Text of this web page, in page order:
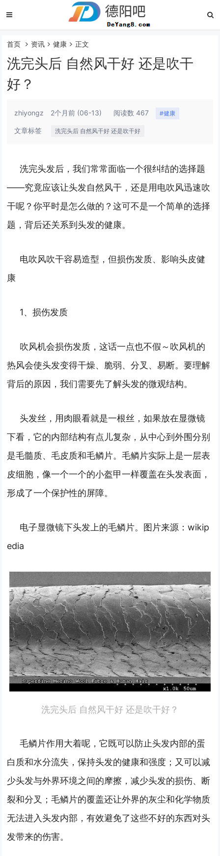
首页 资讯 健康 正文
洗完头后 自然风干好 还是吹干
好？
zhiyongz 2个月前 (06-13) 阅读数 467 #健康
文章标签 洗完头后 自然风干好 还是吹干好
洗完头发后，我们常常面临一个很纠结的选择题
——究竟应该让头发自然风干，还是用电吹风迅速吹
干呢？你平时是怎么做的？这可不是一个简单的选择
题，背后还关系到头发的健康。
电吹风吹干容易造型，但损伤发质、影响头皮健
康
1、损伤发质
吹风机会损伤发质，这话一点也不假～吹风机的
热风会使头发变得干燥、脆弱、分叉、易断。要理解
背后的原因，我们需要先了解头发的微观结构。
头发丝，用肉眼看就是一根丝，如果放在显微镜
下看，它的内部结构有点儿复杂，从中心到外围分别
是毛髓质、毛皮质和毛鳞片。毛鳞片实际上是一层表
皮细胞，像一个一个的小盔甲一样覆盖在头发表面，
形成了一个保护性的屏障。
电子显微镜下头发上的毛鳞片。图片来源：wikip
edia
洗完头后 自然风干好 还是吹干好？
毛鳞片作用大着呢，它既可以防止头发内部的蛋
白质和水分流失，保持头发的健康和强度；又可以减
少头发与外界环境之间的摩擦，减少头发的损伤、断
裂和分叉；毛鳞片的覆盖还让外界的灰尘和化学物质
无法进入头发内部，有效避免了这些不好的东西对头
发带来的伤害。